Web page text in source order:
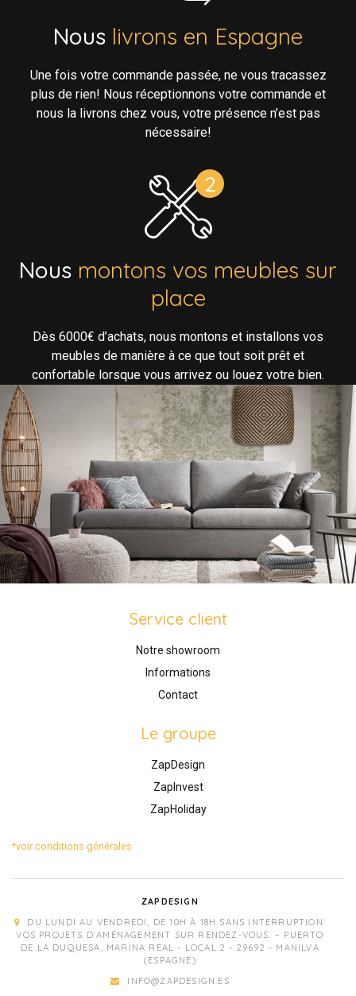
Nous livrons en Espagne
Une fois votre commande passée, ne vous tracassez
plus de rien! Nous réceptionnons votre commande et
nous la livrons chez vous, votre présence n’est pas
nécessaire!
Nous montons vos meubles sur
place
Dès 6000€ d’achats, nous montons et installons vos
meubles de manière à ce que tout soit prêt et
confortable lorsque vous arrivez ou louez votre bien.
Service client
Notre showroom
Informations
Contact
Le groupe
ZapDesign
ZapInvest
ZapHoliday
*voir conditions générales
ZAPDESIGN
DU LUNDI AU VENDREDI, DE 10H À 18H SANS INTERRUPTION.
VOS PROJETS D'AMÉNAGEMENT SUR RENDEZ-VOUS. – PUERTO
DE LA DUQUESA, MARINA REAL - LOCAL 2 - 29692 - MANILVA
(ESPAGNE)
INFO@ZAPDESIGN.ES